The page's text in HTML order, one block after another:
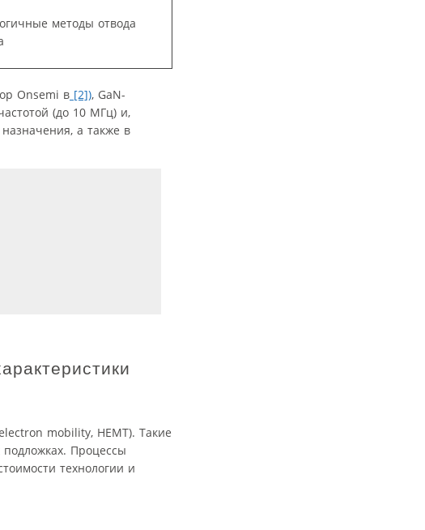
методы отвода
Onsemi в [2]), GaN-
(до 10 МГц) и,
а также в
mobility, HEMT). Такие
Процессы
технологии и